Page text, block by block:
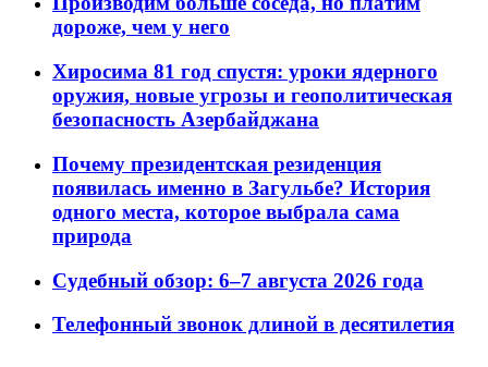
дороже, чем у него
Хиросима 81 год спустя: уроки ядерного
оружия, новые угрозы и геополитическая
безопасность Азербайджана
Почему президентская резиденция
появилась именно в Загульбе? История
одного места, которое выбрала сама
природа
Судебный обзор: 6–7 августа 2026 года
Телефонный звонок длиной в десятилетия